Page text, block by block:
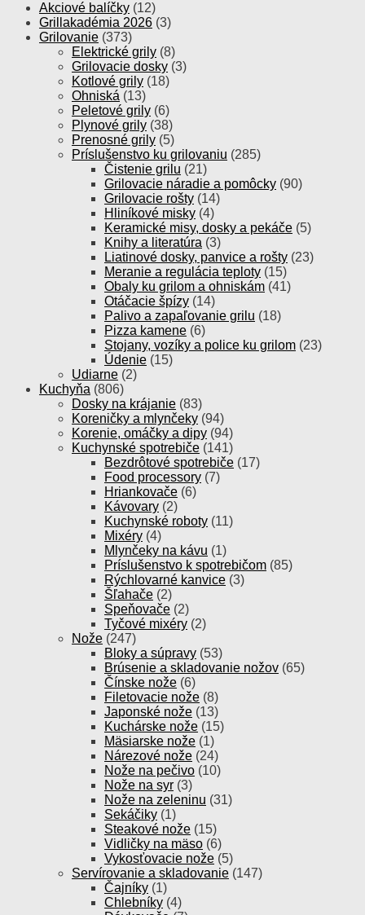
Akciové balíčky (12)
Grillakadémia 2026 (3)
Grilovanie (373)
Elektrické grily (8)
Grilovacie dosky (3)
Kotlové grily (18)
Ohniská (13)
Peletové grily (6)
Plynové grily (38)
Prenosné grily (5)
Príslušenstvo ku grilovaniu (285)
Čistenie grilu (21)
Grilovacie náradie a pomôcky (90)
Grilovacie rošty (14)
Hliníkové misky (4)
Keramické misy, dosky a pekáče (5)
Knihy a literatúra (3)
Liatinové dosky, panvice a rošty (23)
Meranie a regulácia teploty (15)
Obaly ku grilom a ohniskám (41)
Otáčacie špízy (14)
Palivo a zapaľovanie grilu (18)
Pizza kamene (6)
Stojany, vozíky a police ku grilom (23)
Údenie (15)
Udiarne (2)
Kuchyňa (806)
Dosky na krájanie (83)
Koreničky a mlynčeky (94)
Korenie, omáčky a dipy (94)
Kuchynské spotrebiče (141)
Bezdrôtové spotrebiče (17)
Food processory (7)
Hriankovače (6)
Kávovary (2)
Kuchynské roboty (11)
Mixéry (4)
Mlynčeky na kávu (1)
Príslušenstvo k spotrebičom (85)
Rýchlovarné kanvice (3)
Šľahače (2)
Speňovače (2)
Tyčové mixéry (2)
Nože (247)
Bloky a súpravy (53)
Brúsenie a skladovanie nožov (65)
Čínske nože (6)
Filetovacie nože (8)
Japonské nože (13)
Kuchárske nože (15)
Mäsiarske nože (1)
Nárezové nože (24)
Nože na pečivo (10)
Nože na syr (3)
Nože na zeleninu (31)
Sekáčiky (1)
Steakové nože (15)
Vidličky na mäso (6)
Vykosťovacie nože (5)
Servírovanie a skladovanie (147)
Čajníky (1)
Chlebníky (4)